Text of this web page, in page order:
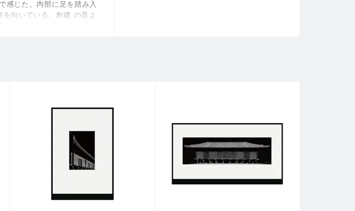
感じた。内部に足を踏み入
向いている。創建 の昔よ